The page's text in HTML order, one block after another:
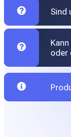
Sind
oder